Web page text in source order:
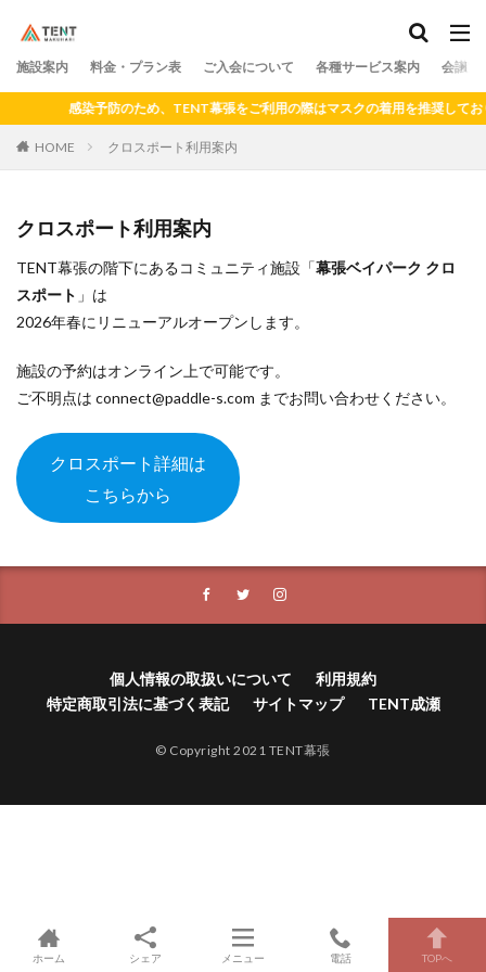
施設案内 料金・プラン表 ご入会について 各種サービス案内 会議室
感染予防のため、TENT幕張をご利用の際はマスクの着用を推奨してお
HOME クロスポート利用案内
クロスポート利用案内
TENT幕張の階下にあるコミュニティ施設「幕張ベイパーク クロ
スポート 」は
2026年春にリニューアルオープンします。
施設の予約はオンライン上で可能です。
ご不明点は connect@paddle-s.com までお問い合わせください。
クロスポート詳細は
こちらから
個人情報の取扱いについて
利用規約
特定商取引法に基づく表記
サイトマップ TENT成瀬
© Copyright 2021 TENT幕張
ホーム シェア メニュー 電話 TOPへ
カテゴリー